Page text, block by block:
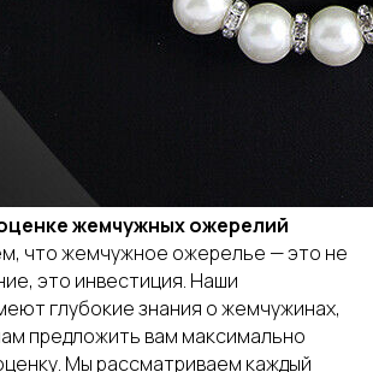
жемчужных ожерелий
что жемчужное ожерелье — это не
это инвестиция. Наши
глубокие знания о жемчужинах,
предложить вам максимально
Мы рассматриваем каждый